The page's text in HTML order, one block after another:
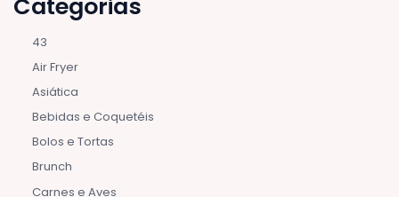
43
Air Fryer
Asiática
Bebidas e Coquetéis
Bolos e Tortas
Brunch
Carnes e Aves